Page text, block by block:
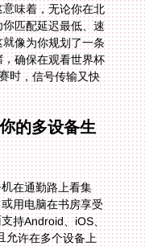
的多设备生
在通勤路上看集
用电脑在书房享受
持Android、iOS、
许在多个设备上
定的无限流量和智
据安全、高速地传
影音、游戏加速专
看高清直播的体
年由美国、加拿
可以通过国内平
证每一个进球，那